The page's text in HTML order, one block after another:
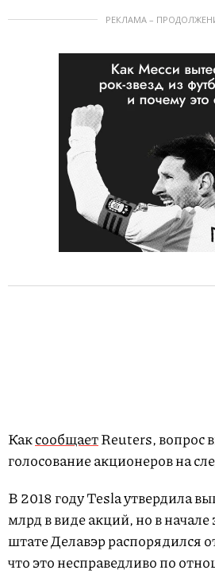
РЕКЛАМА –
КаксообщаетReuters, вопрос
голосование акционеров на
В 2018 году Tesla утвердила
млрд в виде акций, но в начале
штате Делавэр распорядился
что это несправедливо по